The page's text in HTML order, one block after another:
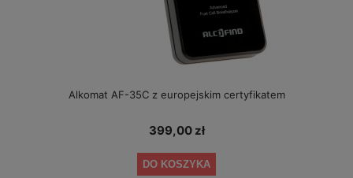
Alkomat AF-35C z europejskim certyfikatem
399,00 zł
DO KOSZYKA